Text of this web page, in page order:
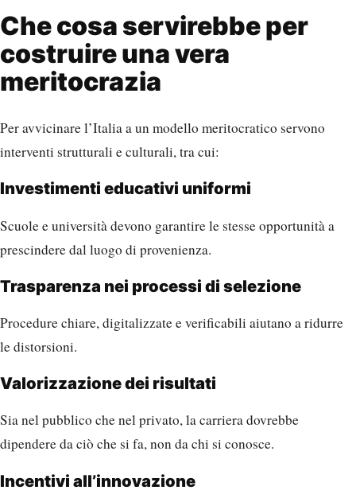
Che cosa servirebbe per
costruire una vera
meritocrazia
Per avvicinare l’Italia a un modello meritocratico servono
interventi strutturali e culturali, tra cui:
Investimenti educativi uniformi
Scuole e università devono garantire le stesse opportunità a
prescindere dal luogo di provenienza.
Trasparenza nei processi di selezione
Procedure chiare, digitalizzate e verificabili aiutano a ridurre
le distorsioni.
Valorizzazione dei risultati
Sia nel pubblico che nel privato, la carriera dovrebbe
dipendere da ciò che si fa, non da chi si conosce.
Incentivi all’innovazione